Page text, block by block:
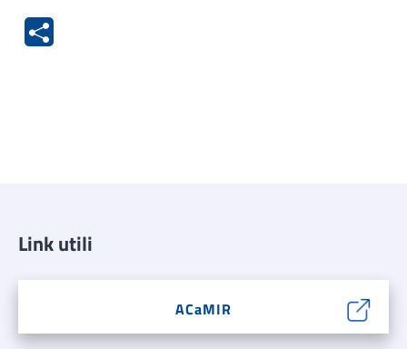
Link utili
ACaMIR